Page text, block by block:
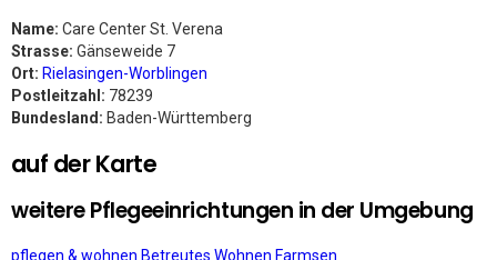
Name: Care Center St. Verena
Strasse: Gänseweide 7
Ort: Rielasingen-Worblingen
Postleitzahl: 78239
Bundesland: Baden-Württemberg
auf der Karte
weitere Pflegeeinrichtungen in der Umgebung
pflegen & wohnen Betreutes Wohnen Farmsen